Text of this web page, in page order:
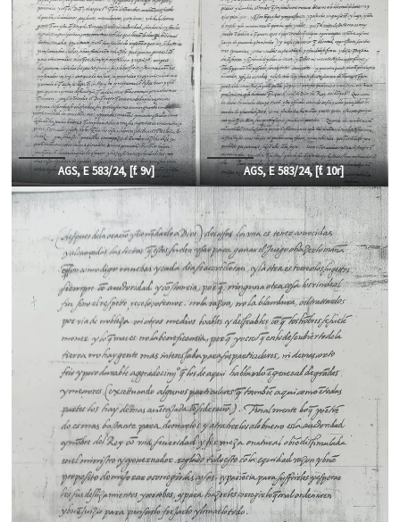
AGS, E 583/24, [f.9v] AGS, E 583/24, [f.10r]